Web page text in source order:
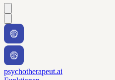
psychotherapeut.ai